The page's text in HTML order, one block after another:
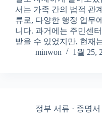
서는 가족 간의 법적 관
류로, 다양한 행정 업무
니다. 과거에는 주민센
받을 수 있었지만, 현재
minwon
1월 25,
정부 서류 · 증명